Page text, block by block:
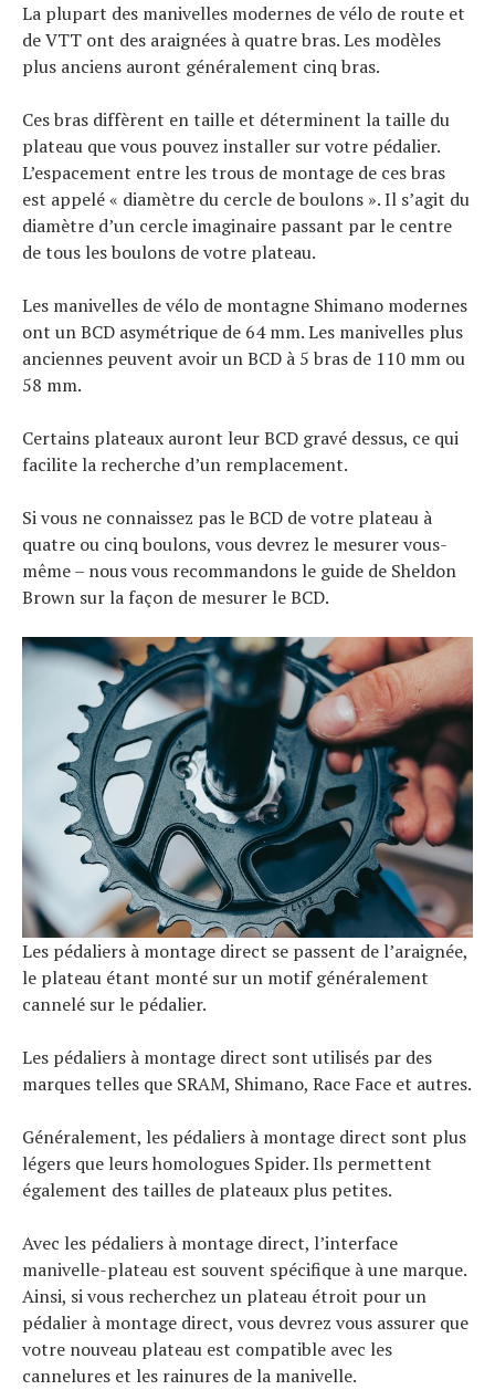
La plupart des manivelles modernes de vélo de route et
de VTT ont des araignées à quatre bras. Les modèles
plus anciens auront généralement cinq bras.
Ces bras diffèrent en taille et déterminent la taille du
plateau que vous pouvez installer sur votre pédalier.
L’espacement entre les trous de montage de ces bras
est appelé « diamètre du cercle de boulons ». Il s’agit du
diamètre d’un cercle imaginaire passant par le centre
de tous les boulons de votre plateau.
Les manivelles de vélo de montagne Shimano modernes
ont un BCD asymétrique de 64 mm. Les manivelles plus
anciennes peuvent avoir un BCD à 5 bras de 110 mm ou
58 mm.
Certains plateaux auront leur BCD gravé dessus, ce qui
facilite la recherche d’un remplacement.
Si vous ne connaissez pas le BCD de votre plateau à
quatre ou cinq boulons, vous devrez le mesurer vous-
même – nous vous recommandons le guide de Sheldon
Brown sur la façon de mesurer le BCD.
Les pédaliers à montage direct se passent de l’araignée,
le plateau étant monté sur un motif généralement
cannelé sur le pédalier.
Les pédaliers à montage direct sont utilisés par des
marques telles que SRAM, Shimano, Race Face et autres.
Généralement, les pédaliers à montage direct sont plus
légers que leurs homologues Spider. Ils permettent
également des tailles de plateaux plus petites.
Avec les pédaliers à montage direct, l’interface
manivelle-plateau est souvent spécifique à une marque.
Ainsi, si vous recherchez un plateau étroit pour un
pédalier à montage direct, vous devrez vous assurer que
votre nouveau plateau est compatible avec les
cannelures et les rainures de la manivelle.